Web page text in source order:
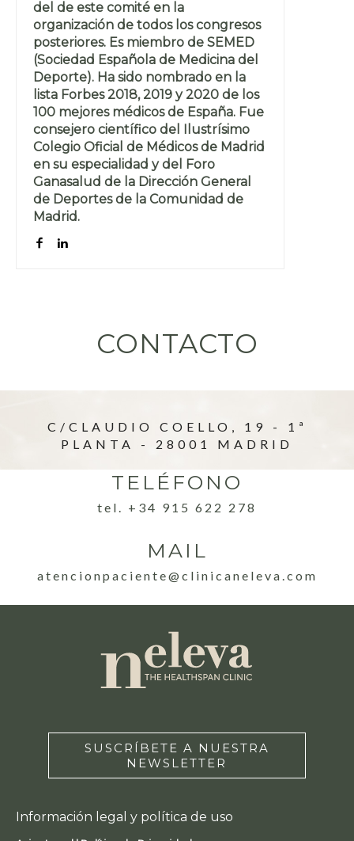
del de este comité en la
organización de todos los congresos
posteriores. Es miembro de SEMED
(Sociedad Española de Medicina del
Deporte). Ha sido nombrado en la
lista Forbes 2018, 2019 y 2020 de los
100 mejores médicos de España. Fue
consejero científico del Ilustrísimo
Colegio Oficial de Médicos de Madrid
en su especialidad y del Foro
Ganasalud de la Dirección General
de Deportes de la Comunidad de
Madrid.
CONTACTO
C/CLAUDIO COELLO, 19 - 1ª
PLANTA - 28001 MADRID
TELÉFONO
tel. +34 915 622 278
MAIL
atencionpaciente@clinicaneleva.com
SUSCRÍBETE A NUESTRA
NEWSLETTER
Información legal y política de uso